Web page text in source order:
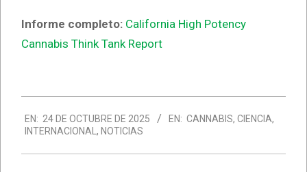
Informe completo: California High Potency
Cannabis Think Tank Report
10-
24
EN: 24 DE OCTUBRE DE 2025 EN: CANNABIS, CIENCIA,
INTERNACIONAL, NOTICIAS